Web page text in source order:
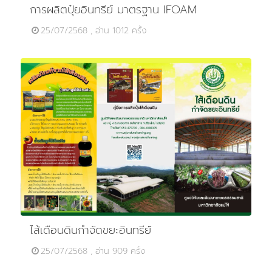
การผลิตปุ๋ยอินทรีย์ มาตรฐาน IFOAM
25/07/2568 , อ่าน 1012 ครั้ง
ไส้เดือนดินกำจัดขยะอินทรีย์
25/07/2568 , อ่าน 909 ครั้ง